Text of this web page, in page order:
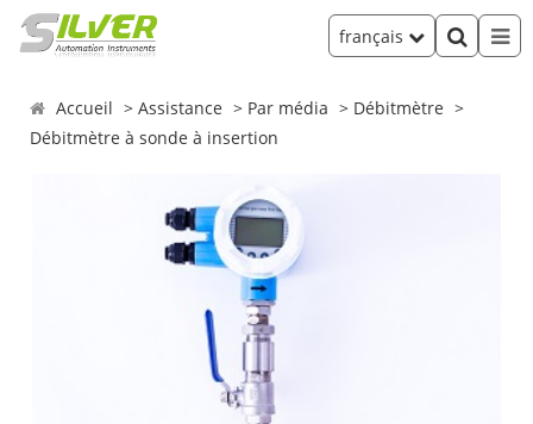
français
Accueil Assistance Par média
Débitmètre
Débitmètre à sonde à insertion